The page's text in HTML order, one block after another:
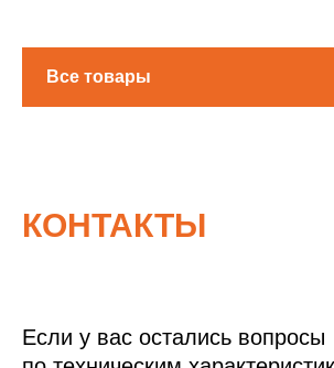
КОНТАКТЫ
Если у вас остались вопросы